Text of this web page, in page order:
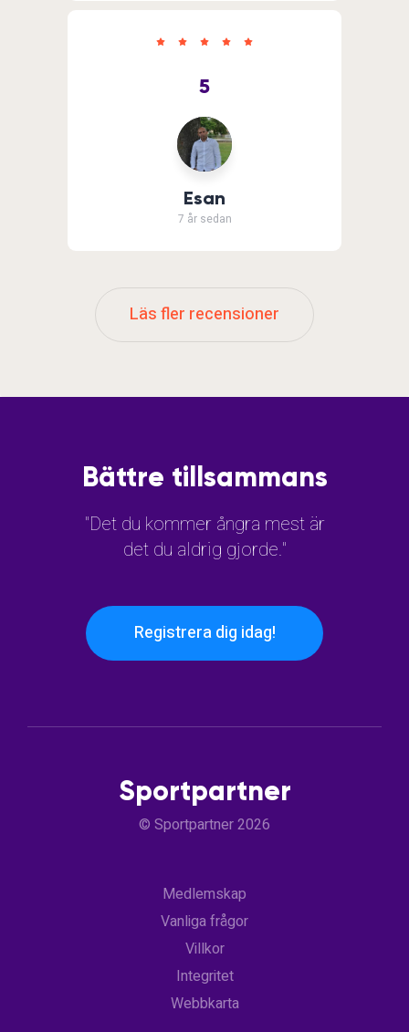
Esan
7 år sedan
5
Läs fler recensioner
Bättre tillsammans
"Det du kommer ångra mest är
det du aldrig gjorde."
Registrera dig idag!
Sportpartner
© Sportpartner 2026
Medlemskap
Vanliga frågor
Villkor
Integritet
Webbkarta